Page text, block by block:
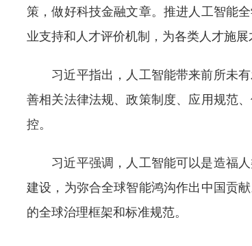
策，做好科技金融文章。推进人工智能
业支持和人才评价机制，为各类人才施展
习近平指出，人工智能带来前所未有
善相关法律法规、政策制度、应用规范
控。
习近平强调，人工智能可以是造福人
建设，为弥合全球智能鸿沟作出中国贡
的全球治理框架和标准规范。